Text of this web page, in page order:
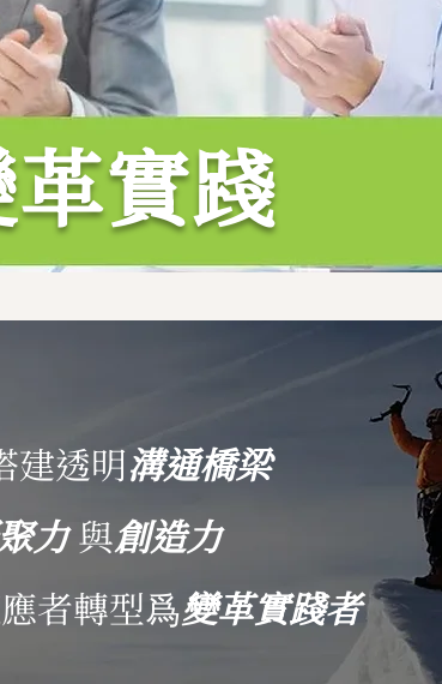
實踐
建透明溝通橋梁
力與創造力
者轉型爲變革實踐者